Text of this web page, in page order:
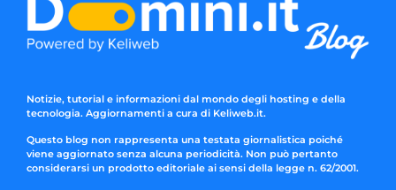
Notizie, tutorial e informazioni dal mondo degli hosting e della
tecnologia. Aggiornamenti a cura di Keliweb.it.
Questo blog non rappresenta una testata giornalistica poiché
viene aggiornato senza alcuna periodicità. Non può pertanto
considerarsi un prodotto editoriale ai sensi della legge n. 62/2001.